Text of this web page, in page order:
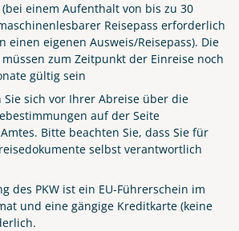
(bei einem Aufenthalt von bis zu 30
Reisepass erforderlich
einen eigenen Ausweis/Reisepass). Die
zum Zeitpunkt der Einreise noch
gültig sein
sich vor Ihrer Abreise über die
auf der Seite
. Bitte beachten Sie, dass Sie für
selbst verantwortlich
des PKW ist ein EU-Führerschein im
und eine gängige Kreditkarte (keine